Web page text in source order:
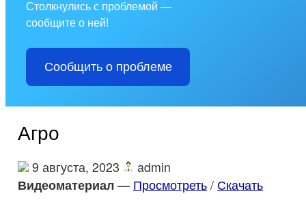
Столкнулись с проблемой —
сообщите о ней!
Сообщить о проблеме
Агро
9 августа, 2023
admin
Видеоматериал — Просмотреть / Скачать